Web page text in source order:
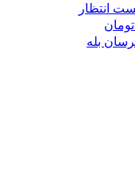
انتظار
بله